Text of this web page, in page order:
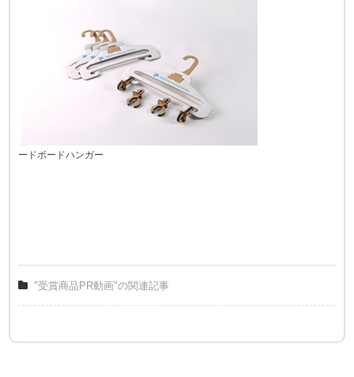
ードボードハンガー
"受賞商品PR動画"の関連記事